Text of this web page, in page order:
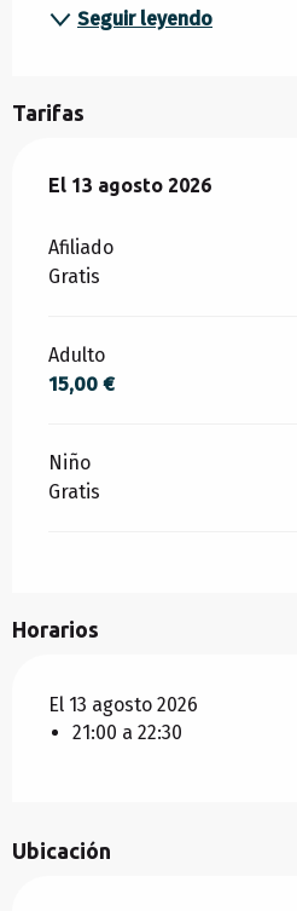
Seguir leyendo
Tarifas
El 13 agosto 2026
El 13 agosto 2026
Afiliado
Gratis
Adulto
15,00 €
Niño
Gratis
Horarios
El 13 agosto 2026
21:00 a 22:30
Ubicación